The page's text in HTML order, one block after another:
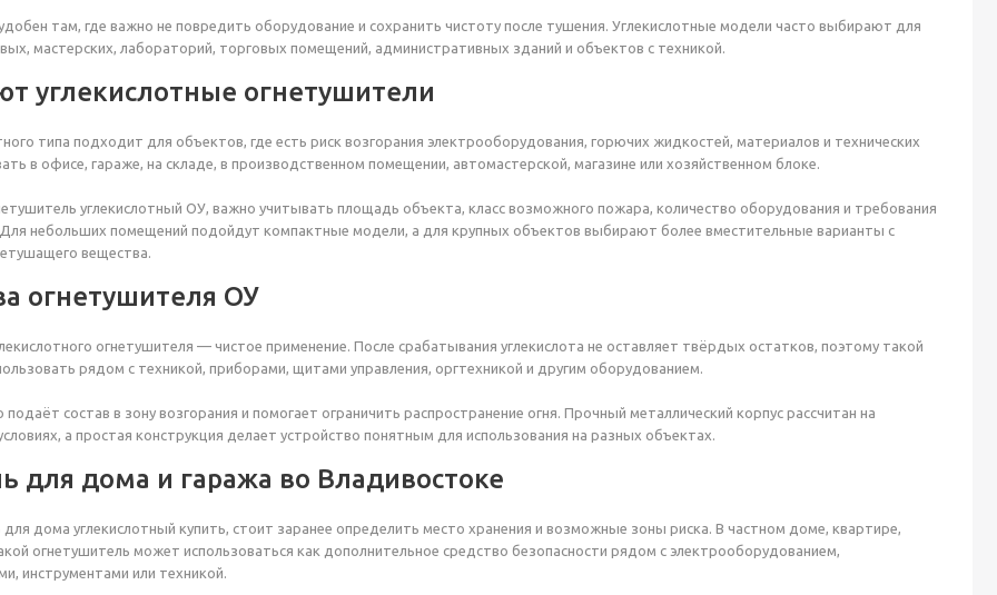
там, где важно не повредить оборудование и сохранить чистоту после тушения. Углекислотные модели часто выбирают для
мастерских, лабораторий, торговых помещений, административных зданий и объектов с техникой.
углекислотные огнетушители
типа подходит для объектов, где есть риск возгорания электрооборудования, горючих жидкостей, материалов и технических
в офисе, гараже, на складе, в производственном помещении, автомастерской, магазине или хозяйственном блоке.
углекислотный ОУ, важно учитывать площадь объекта, класс возможного пожара, количество оборудования и требования
небольших помещений подойдут компактные модели, а для крупных объектов выбирают более вместительные варианты с
вещества.
огнетушителя ОУ
огнетушителя — чистое применение. После срабатывания углекислота не оставляет твёрдых остатков, поэтому такой
рядом с техникой, приборами, щитами управления, оргтехникой и другим оборудованием.
состав в зону возгорания и помогает ограничить распространение огня. Прочный металлический корпус рассчитан на
а простая конструкция делает устройство понятным для использования на разных объектах.
для дома и гаража во Владивостоке
для дома углекислотный купить, стоит заранее определить место хранения и возможные зоны риска. В частном доме, квартире,
огнетушитель может использоваться как дополнительное средство безопасности рядом с электрооборудованием,
инструментами или техникой.